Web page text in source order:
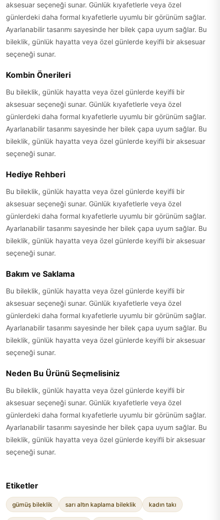
aksesuar seçeneği sunar. Günlük kıyafetlerle veya özel
günlerdeki daha formal kıyafetlerle uyumlu bir görünüm sağlar.
Ayarlanabilir tasarımı sayesinde her bilek çapa uyum sağlar. Bu
bileklik, günlük hayatta veya özel günlerde keyifli bir aksesuar
seçeneği sunar.
Kombin Önerileri
Bu bileklik, günlük hayatta veya özel günlerde keyifli bir
aksesuar seçeneği sunar. Günlük kıyafetlerle veya özel
günlerdeki daha formal kıyafetlerle uyumlu bir görünüm sağlar.
Ayarlanabilir tasarımı sayesinde her bilek çapa uyum sağlar. Bu
bileklik, günlük hayatta veya özel günlerde keyifli bir aksesuar
seçeneği sunar.
Hediye Rehberi
Bu bileklik, günlük hayatta veya özel günlerde keyifli bir
aksesuar seçeneği sunar. Günlük kıyafetlerle veya özel
günlerdeki daha formal kıyafetlerle uyumlu bir görünüm sağlar.
Ayarlanabilir tasarımı sayesinde her bilek çapa uyum sağlar. Bu
bileklik, günlük hayatta veya özel günlerde keyifli bir aksesuar
seçeneği sunar.
Bakım ve Saklama
Bu bileklik, günlük hayatta veya özel günlerde keyifli bir
aksesuar seçeneği sunar. Günlük kıyafetlerle veya özel
günlerdeki daha formal kıyafetlerle uyumlu bir görünüm sağlar.
Ayarlanabilir tasarımı sayesinde her bilek çapa uyum sağlar. Bu
bileklik, günlük hayatta veya özel günlerde keyifli bir aksesuar
seçeneği sunar.
Neden Bu Ürünü Seçmelisiniz
Bu bileklik, günlük hayatta veya özel günlerde keyifli bir
aksesuar seçeneği sunar. Günlük kıyafetlerle veya özel
günlerdeki daha formal kıyafetlerle uyumlu bir görünüm sağlar.
Ayarlanabilir tasarımı sayesinde her bilek çapa uyum sağlar. Bu
bileklik, günlük hayatta veya özel günlerde keyifli bir aksesuar
seçeneği sunar.
Etiketler
gümüş bileklik sarı altın kaplama bileklik kadın takı